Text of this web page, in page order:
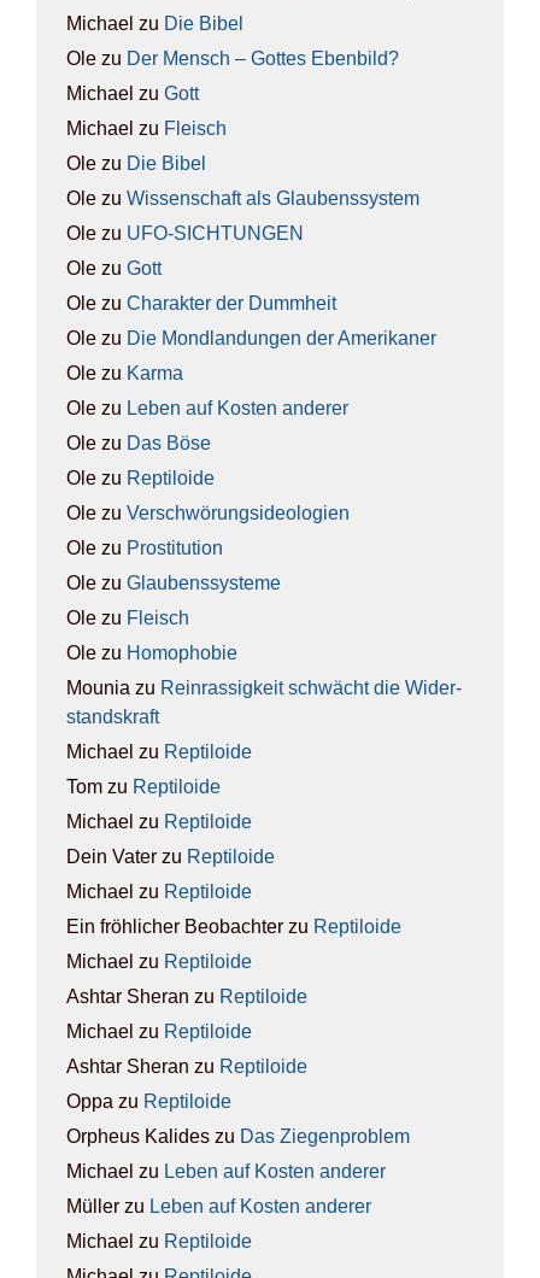
Michael zu Die Bibel
Ole zu Der Mensch – Got­tes Eben­bild?
Michael zu Gott
Michael zu Fleisch
Ole zu Die Bibel
Ole zu Wis­sen­schaft als Glau­bens­sys­tem
Ole zu UFO-SICH­TUN­GEN
Ole zu Gott
Ole zu Cha­rak­ter der Dumm­heit
Ole zu Die Mond­lan­dun­gen der Ame­ri­ka­ner
Ole zu Kar­ma
Ole zu Leben auf Kos­ten ande­rer
Ole zu Das Böse
Ole zu Rep­ti­lo­ide
Ole zu Ver­schwö­rungs­ideo­lo­gien
Ole zu Pro­sti­tu­ti­on
Ole zu Glau­bens­sys­te­me
Ole zu Fleisch
Ole zu Homo­pho­bie
Mounia zu Rein­ras­sig­keit schwächt die Wider­
stands­kraft
Michael zu Rep­ti­lo­ide
Tom zu Rep­ti­lo­ide
Michael zu Rep­ti­lo­ide
Dein Vater zu Rep­ti­lo­ide
Michael zu Rep­ti­lo­ide
Ein fröhlicher Beobachter zu Rep­ti­lo­ide
Michael zu Rep­ti­lo­ide
Ashtar Sheran zu Rep­ti­lo­ide
Michael zu Rep­ti­lo­ide
Ashtar Sheran zu Rep­ti­lo­ide
Oppa zu Rep­ti­lo­ide
Orpheus Kalides zu Das Zie­gen­pro­blem
Michael zu Leben auf Kos­ten ande­rer
Müller zu Leben auf Kos­ten ande­rer
Michael zu Rep­ti­lo­ide